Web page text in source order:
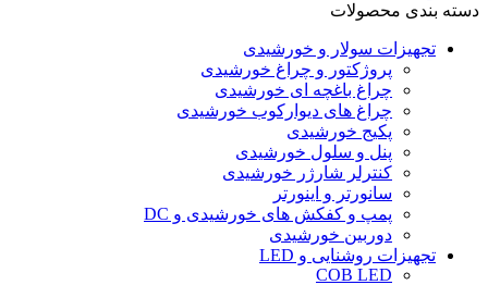
دسته بندی محصولات
تجهیزات سولار و خورشیدی
پروژکتور و چراغ خورشیدی
چراغ باغچه ای خورشیدی
چراغ های دیوارکوب خورشیدی
پکیج خورشیدی
پنل و سلول خورشیدی
کنترلر شارژر خورشیدی
سانورتر و اینورتر
پمپ و کفکش های خورشیدی و DC
دوربین خورشیدی
تجهیزات روشنایی و LED
COB LED